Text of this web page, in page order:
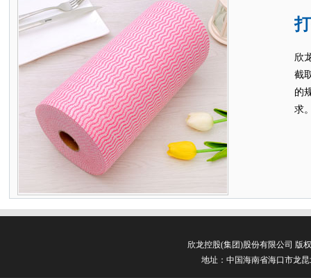
欣
截
的
求
欣龙控股(集团)股份有限公司
地址：中国海南省海口市龙